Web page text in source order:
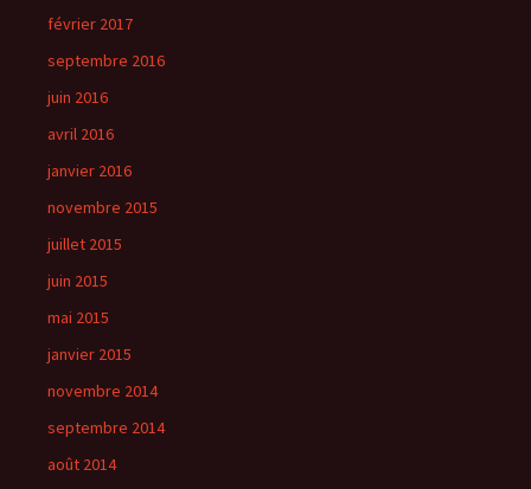
février 2017
septembre 2016
juin 2016
avril 2016
janvier 2016
novembre 2015
juillet 2015
juin 2015
mai 2015
janvier 2015
novembre 2014
septembre 2014
août 2014